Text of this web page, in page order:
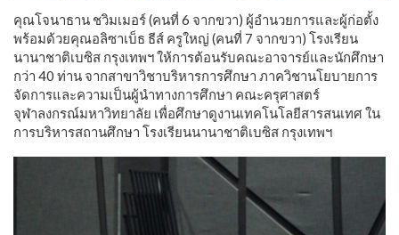
คุณโจนาธาน ชวิมเมอร์ (คนที่ 6 จากขวา) ผู้อำนวยการและผู้ก่อตั้ง
พร้อมด้วยคุณอลิซาเบ็ธ ธีส์ ครูใหญ่ (คนที่ 7 จากขวา) โรงเรียน
นานาชาติเบซิส กรุงเทพฯ ให้การต้อนรับคณะอาจารย์และนักศึกษา
กว่า 40 ท่าน จากสาขาวิชาบริหารการศึกษา ภาควิชานโยบายการ
จัดการและความเป็นผู้นำทางการศึกษา คณะครุศาสตร์
จุฬาลงกรณ์มหาวิทยาลัย เพื่อศึกษาดูงานเทคโนโลยีสารสนเทศ ใน
การบริหารสถานศึกษา โรงเรียนนานาชาติเบซิส กรุงเทพฯ